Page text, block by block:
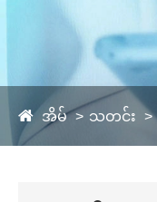
အိမ် သတင်း